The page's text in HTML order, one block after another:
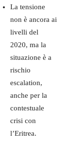
La tensione
non è ancora ai
livelli del
2020, ma la
situazione è a
rischio
escalation,
anche per la
contestuale
crisi con
l’Eritrea.